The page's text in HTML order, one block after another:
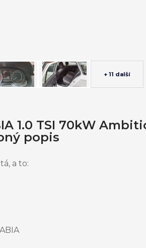
+ 11 další
1.0 TSI 70kW
popis
a to: